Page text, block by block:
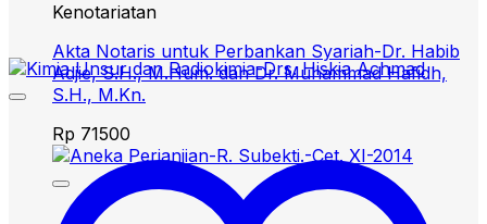
Kenotariatan
Akta Notaris untuk Perbankan Syariah-Dr. Habib
Adjie, S.H., M.Hum. dan Dr. Muhammad Hafidh,
S.H., M.Kn.
Rp 71500